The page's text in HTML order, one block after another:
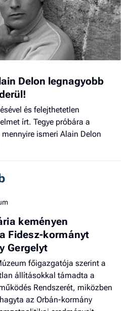
Delon legnagyobb
és felejthetetlen
írt. Tegye próbára a
ismeri Alain Delon
keményen
Fidesz-kormányt
Gergelyt
főigazgatója szerint a
állításokkal támadta a
Rendszerét, miközben
az Orbán-kormány